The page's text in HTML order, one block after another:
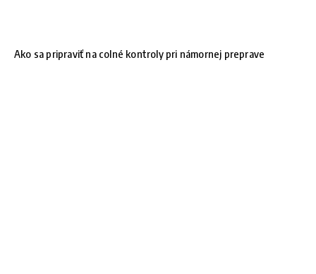
Ako sa pripraviť na colné kontroly pri námornej preprave